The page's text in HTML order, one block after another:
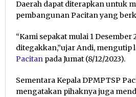
Daerah dapat diterapkan untuk
pembangunan Pacitan yang
“Kami sepakat mulai 1 Desember
ditegakkan,”ujar Andi, mengutip
Pacitan pada Jumat (8/12/2023).
Sementara Kepala DPMPTSP
mengatakan pihaknya juga